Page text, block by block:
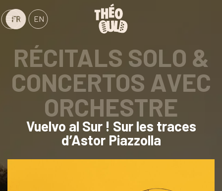
to
content
RÉCITALS SOLO &
CONCERTOS AVEC
ORCHESTRE
Vuelvo al Sur ! Sur les traces
d’Astor Piazzolla
FR EN